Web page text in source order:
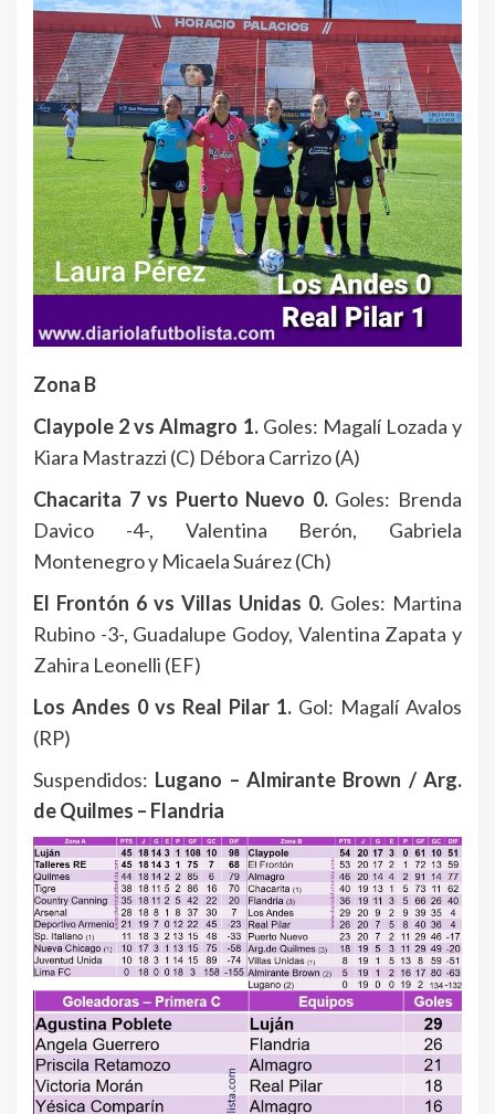
Zona B
Claypole 2 vs Almagro 1. Goles: Magalí Lozada y
Kiara Mastrazzi (C) Débora Carrizo (A)
Chacarita 7 vs Puerto Nuevo 0.Goles: Brenda
Davico -4-, Valentina Berón, Gabriela
Montenegro y Micaela Suárez (Ch)
El Frontón 6 vs Villas Unidas 0. Goles: Martina
Rubino -3-, Guadalupe Godoy, Valentina Zapata y
Zahira Leonelli (EF)
Los Andes 0 vs Real Pilar 1. Gol: Magalí Avalos
(RP)
Suspendidos: Lugano – Almirante Brown / Arg.
de Quilmes – Flandria